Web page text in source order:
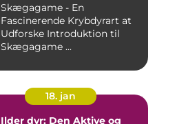
Skægagame - En
Fascinerende Krybdyrart at
Udforske Introduktion til
Skægagame ...
18. jan
Ilder dyr: Den Aktive og